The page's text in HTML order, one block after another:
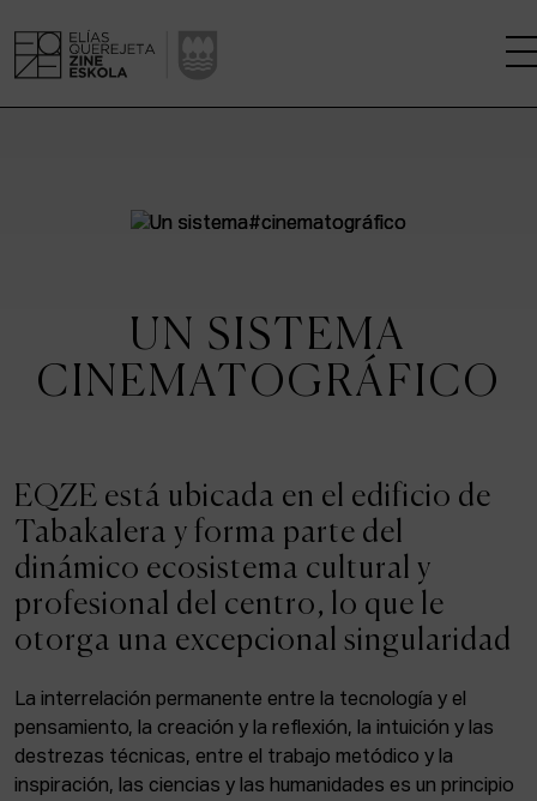
CENTRO DE INVESTIGACIÓN
KINOFABRIKA
LA CASA DEL CINE
ACTUALIDAD
Admisión
Intranet
Facebook Equis Instagram
UN SISTEMA
CINEMATOGRÁFICO
EQZE está ubicada en el edificio de
Tabakalera y forma parte del
dinámico ecosistema cultural y
profesional del centro, lo que le
otorga una excepcional singularidad
La interrelación permanente entre la tecnología y el
pensamiento, la creación y la reflexión, la intuición y las
destrezas técnicas, entre el trabajo metódico y la
inspiración, las ciencias y las humanidades es un principio